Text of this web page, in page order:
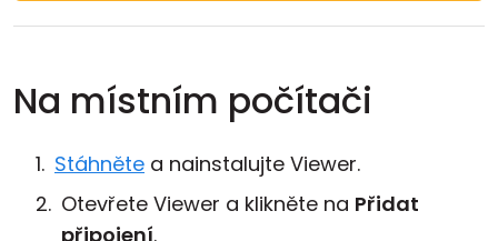
Na místním počítači
Stáhněte a nainstalujte Viewer.
Otevřete Viewer a klikněte na Přidat
připojení.